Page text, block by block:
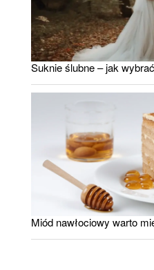
Suknie ślubne – jak
Miód nawłociowy warto